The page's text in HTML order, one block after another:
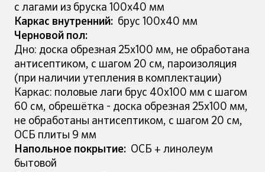
с лагами из бруска 100х40 мм
Каркас внутренний: брус 100х40 мм
Черновой пол:
Дно: доска обрезная 25х100 мм, не обработана
антисептиком, с шагом 20 см, пароизоляция
(при наличии утепления в комплектации)
Каркас: половые лаги брус 40х100 мм с шагом
60 см, обрешётка - доска обрезная 25х100 мм,
не обработаны антисептиком, с шагом 20 см,
ОСБ плиты 9 мм
Напольное покрытие: ОСБ + линолеум
бытовой